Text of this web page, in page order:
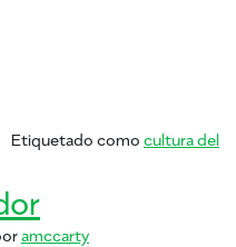
Etiquetado como cultura del
amccarty